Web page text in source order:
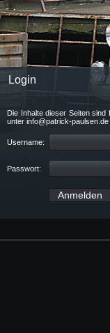
Login
Die Inhalte dieser Seiten
unter info@patrick-paulsen.de
Username:
Passwort: